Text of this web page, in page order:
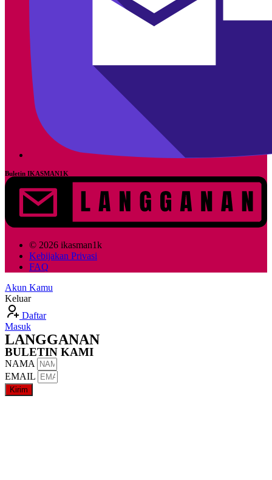
Buletin IKASMAN1K
© 2026 ikasman1k
Kebijakan Privasi
FAQ
Akun Kamu
Keluar
Daftar
Masuk
LANGGANAN
BULETIN KAMI
NAMA
EMAIL
Kirim